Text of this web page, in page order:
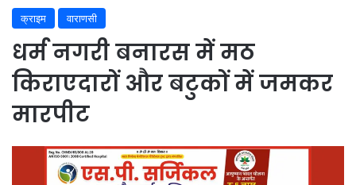
क्राइम वाराणसी
धर्म नगरी बनारस में मठ
किराएदारों और बटुकों में जमकर
मारपीट